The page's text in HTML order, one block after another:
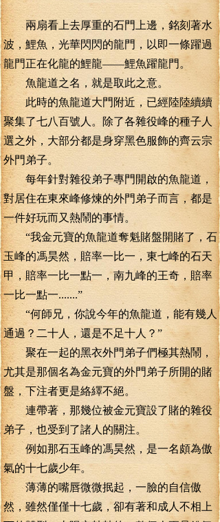
兩扇看上去厚重的石門上邊，銘刻著水
波，鯉魚，光華閃閃的龍門，以即一條躍過
龍門正在化龍的鯉龍——鯉魚躍龍門。
魚龍道之名，就是取此之意。
此時的魚龍道大門附近，已經陸陸續續
聚集了七八百號人。除了各雜役峰的種子人
選之外，大部分都是身穿黑色服飾的齊云宗
外門弟子。
每年針對雜役弟子專門開啟的魚龍道，
對居住在東來峰修煉的外門弟子而言，都是
一件好玩而又熱鬧的事情。
“我金元寶的魚龍道奪魁賭盤開賭了，石
玉峰的馮昊然，賠率一比一，東七峰的石天
甲，賠率一比一點一，南九峰的王奇，賠率
一比一點一.......”
“何師兄，你說今年的魚龍道，能有幾人
通過？二十人，還是不足十人？”
聚在一起的黑衣外門弟子們極其熱鬧，
尤其是那個名為金元寶的外門弟子所開的賭
盤，下注者更是絡繹不絕。
連帶著，那幾位被金元寶設了賭的雜役
弟子，也受到了諸人的關注。
例如那石玉峰的馮昊然，是一名頗為傲
氣的十七歲少年。
薄薄的嘴唇微微抿起，一臉的自信傲
然，雖然僅僅十七歲，卻有著和成人不相上